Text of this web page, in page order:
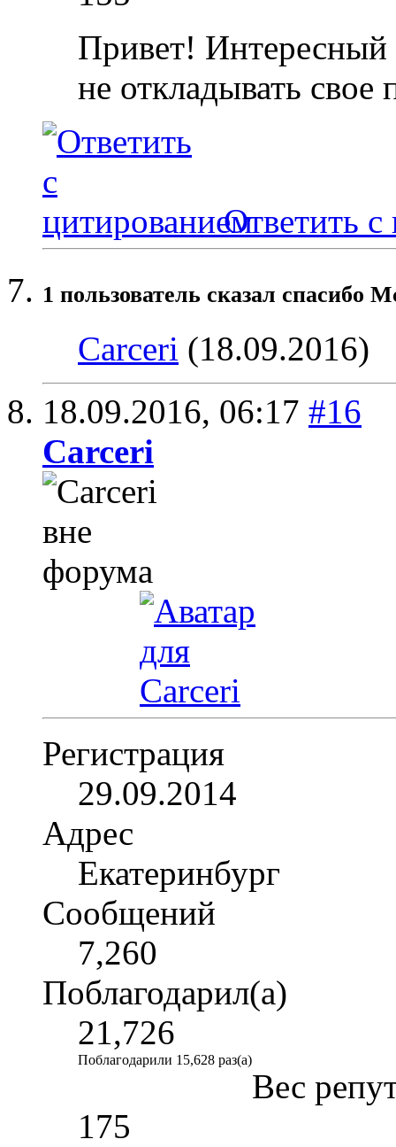
Привет! Интересный
не откладывать
Ответить с
1 пользователь сказал cпасибо
Carceri (18.09.2016)
18.09.2016, 06:17 #16
Carceri
Регистрация
29.09.2014
Адрес
Екатеринбург
Сообщений
7,260
Поблагодарил(а)
21,726
Поблагодарили 15,628 раз(а)
Вес
175